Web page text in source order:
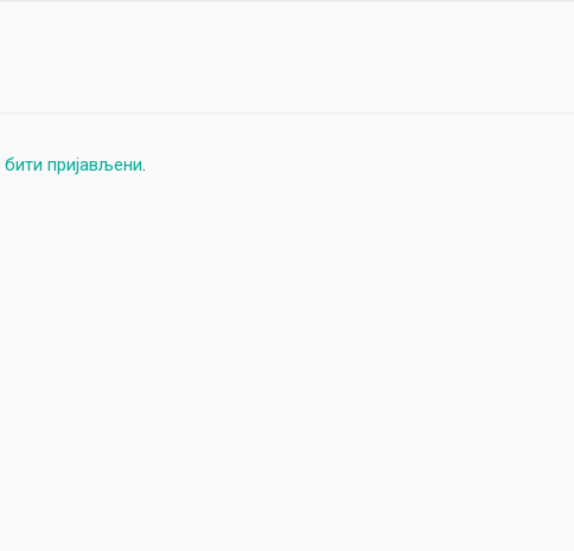
бити пријављени.